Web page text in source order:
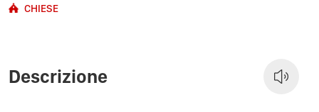
CHIESE
Descrizione